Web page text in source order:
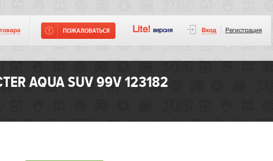
товара Lite! версия Вход Регистрация
AQUA SUV 99V 123182